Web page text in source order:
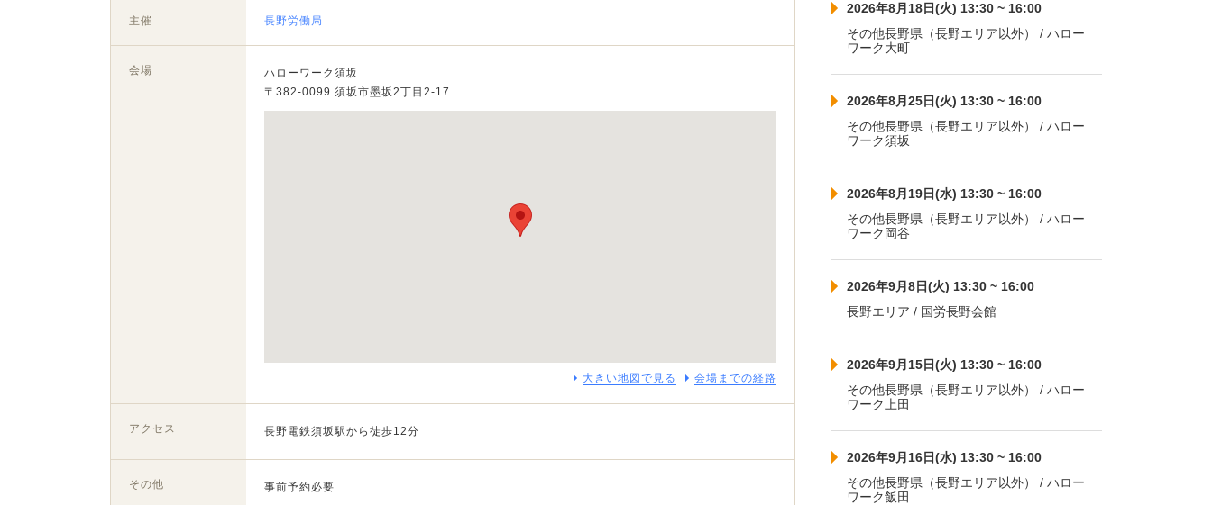
主催 長野労働局
会場
ハローワーク須坂
〒382-0099 須坂市墨坂2丁目2-17
大きい地図で見る 会場までの経路
アクセス 長野電鉄須坂駅から徒歩12分
その他 事前予約必要
2026年8月18日(火) 13:30 ~ 16:00
その他長野県（長野エリア以外） / ハロー
ワーク大町
2026年8月25日(火) 13:30 ~ 16:00
その他長野県（長野エリア以外） / ハロー
ワーク須坂
2026年8月19日(水) 13:30 ~ 16:00
その他長野県（長野エリア以外） / ハロー
ワーク岡谷
2026年9月8日(火) 13:30 ~ 16:00
長野エリア / 国労長野会館
2026年9月15日(火) 13:30 ~ 16:00
その他長野県（長野エリア以外） / ハロー
ワーク上田
2026年9月16日(水) 13:30 ~ 16:00
その他長野県（長野エリア以外） / ハロー
ワーク飯田